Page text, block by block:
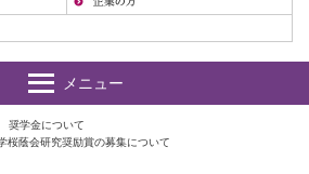
奨学金について
桜蔭会研究奨励賞の募集について